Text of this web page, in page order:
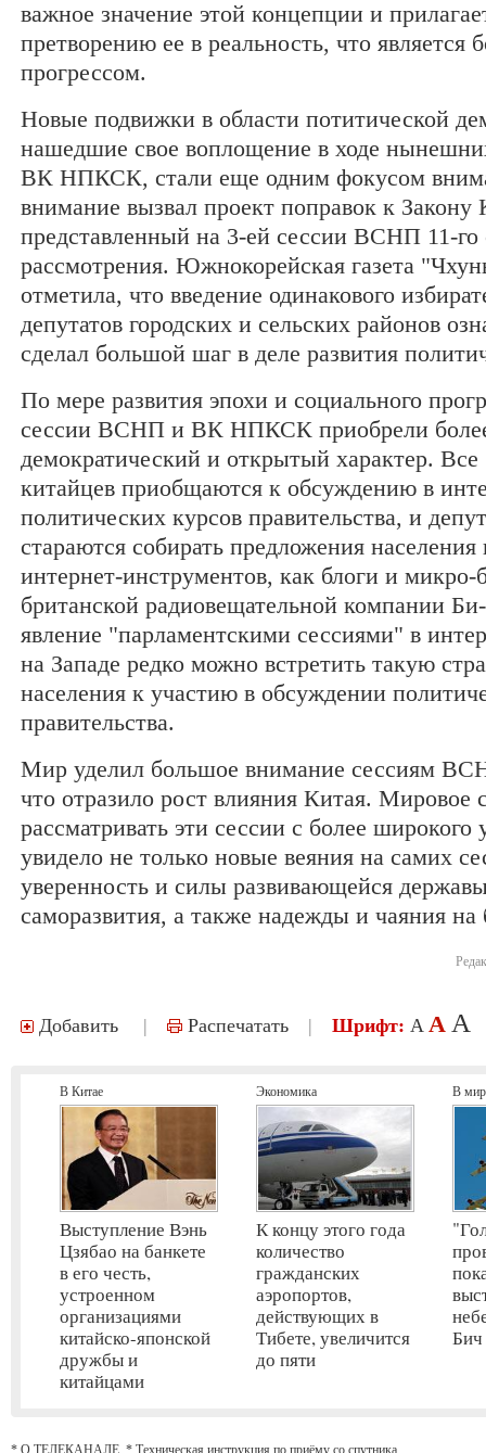
важное значение этой концепции и
претворению ее в реальность, что является
прогрессом.
Новые подвижки в области потитической
нашедшие свое воплощение в ходе
ВК НПКСК, стали еще одним фокусом
внимание вызвал проект поправок к
представленный на 3-ей сессии ВСНП 11-го
рассмотрения. Южнокорейская газета
отметила, что введение одинакового
депутатов городских и сельских районов
сделал большой шаг в деле развития
По мере развития эпохи и социального
сессии ВСНП и ВК НПКСК приобрели
демократический и открытый характер.
китайцев приобщаются к обсуждению в
политических курсов правительства, и
стараются собирать предложения
интернет-инструментов, как блоги и микро-
британской радиовещательной компании
явление "парламентскими сессиями" в
на Западе редко можно встретить такую
населения к участию в обсуждении
правительства.
Мир уделил большое внимание сессиям
что отразило рост влияния Китая. Мировое
рассматривать эти сессии с более широкого
увидело не только новые веяния на самих
уверенность и силы развивающейся
саморазвития, а также надежды и чаяния на
Добавить | Распечатать | Шрифт: A A A
В Китае
Выступление Вэнь
Цзябао на банкете
в его честь,
устроенном
организациями
китайско-японской
дружбы и
китайцами
Экономика
К концу этого года
количество
гражданских
аэропортов,
действующих в
Тибете, увеличится
до пяти
В
Бич
* О ТЕЛЕКАНАЛЕ * Техническая инструкция по приёму со спутника